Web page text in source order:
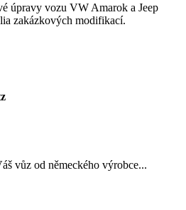
úpravy vozu VW Amarok a Jeep
zakázkových modifikací.
vůz od německého výrobce...